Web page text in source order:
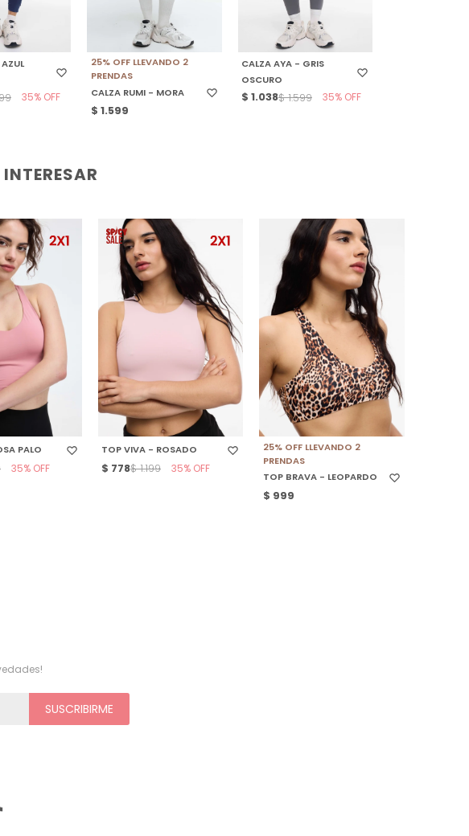
TALLE
35
SELECCIONAR TALLE
25% OFF LLEVANDO 2
PRENDAS
CALZA RUMI - MORA
$ 1.599
SELECCIONAR TALLE
CALZA AYA - GRIS
OSCURO
$ 1.038$ 1.599 35
TALLE
PALO
35
SELECCIONAR TALLE
TOP VIVA - ROSADO
$ 778$ 1.199 35
SELECCIONAR TALLE
25% OFF LLEVANDO 2
PRENDAS
TOP BRAVA - LEOPARDO
$ 999
SUSCRIBIRME